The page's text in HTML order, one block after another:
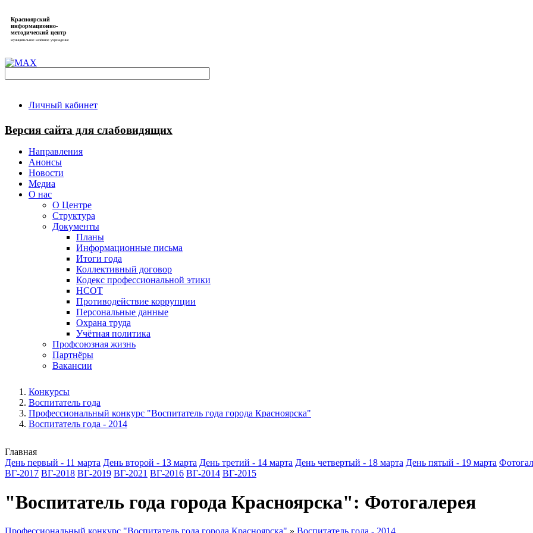
Красноярский
информационно-
методический центр
муниципальное казённое учреждение
Личный кабинет
Версия сайта для слабовидящих
Направления
Анонсы
Новости
Медиа
О нас
О Центре
Структура
Документы
Планы
Информационные письма
Итоги года
Коллективный договор
Кодекс профессиональной этики
НСОТ
Противодействие коррупции
Персональные данные
Охрана труда
Учётная политика
Профсоюзная жизнь
Партнёры
Вакансии
Конкурсы
Воспитатель года
Профессиональный конкурс "Воспитатель года города Красноярска"
Воспитатель года - 2014
Главная
День первый - 11 марта День второй - 13 марта День третий - 14 марта День четвертый - 18 марта День пятый - 19 марта
ВГ-2017 ВГ-2018 ВГ-2019 ВГ-2021 ВГ-2016 ВГ-2014 ВГ-2015
"Воспитатель года города Красноярска": Фотогалерея